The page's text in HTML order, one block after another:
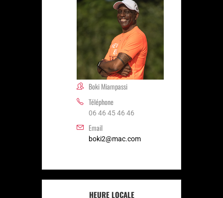
Boki Miampassi
Téléphone
06 46 45 46 46
Email
boki2@mac.com
HEURE LOCALE